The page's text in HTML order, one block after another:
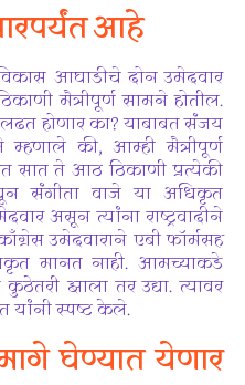
आहे
आघाडीचे दोन उमेदवार
मैत्रीपूर्ण सामने होतील.
लढत होणार का? याबाबत संजय
की, आम्ही मैत्रीपूर्ण
सात ते आठ ठिकाणी प्रत्येकी
संगीता वाजे या अधिकृत
असून त्यांना राष्ट्रवादीने
उमेदवाराने एबी फॉर्मसह
मानत नाही. आमच्याकडे
झाला तर उद्या. त्यावर
यांनी स्पष्ट केले.
घेण्यात येणार